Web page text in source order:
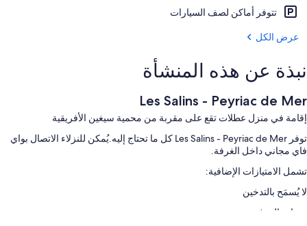
تتوفر أماكن لصف السيارات
عرض الكل
نبذة عن هذه المنشأة
Les Salins - Peyriac de Mer
إقامة في منزل عطلات تقع على مقربة من محمية سيغين الأفريقية
توفر Les Salins - Peyriac de Mer كل ما تحتاج إليه.يُمكن للنزلاء الاتصال بواي
فاي مجاني داخل الغرفة.
تشمل الامتيازات الإضافية:
لا يُسمَح بالتدخين
سمات الغرفة